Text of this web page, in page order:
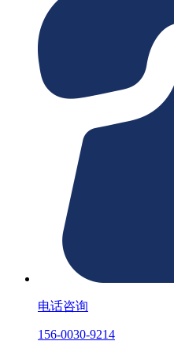
电话咨询
156-0030-9214